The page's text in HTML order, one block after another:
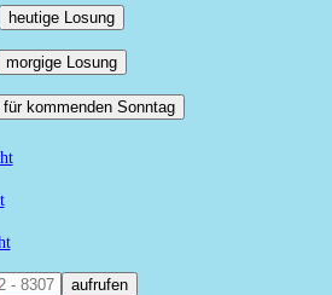
heutige Losung
morgige Losung
für kommenden Sonntag
aufrufen